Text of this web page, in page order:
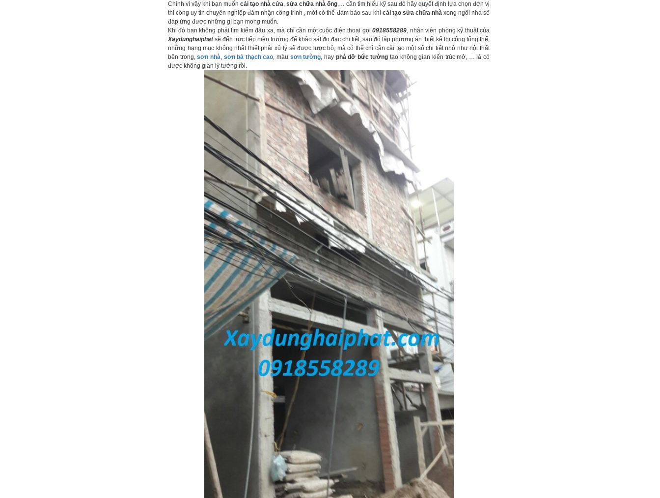
Chính vì vậy khi bạn muốn cải tạo nhà cửa, sửa chữa nhà ống,… cần tìm hiểu kỹ sau đó hãy quyết định lựa chọn đợn vị
thi công uy tín chuyên nghiệp đảm nhận công trình , mới có thể đảm bảo sau khi cải tạo sửa chữa nhàxong ngôi nhà sẽ
đáp ứng được những gì bạn mong muốn.
Khi đó bạn không phải tìm kiếm đâu xa, mà chỉ cần một cuộc điện thoại gọi0918558289, nhân viên phòng kỹ thuật của
Xaydunghaiphatsẽ đến trực tiếp hiện trường để khảo sát đo đạc chi tiết, sau đó lập phương án thiết kế thi công tổng thể,
những hạng mục không nhất thiết phải xử lý sẽ được lược bỏ, mà có thể chỉ cần cải tạo một số chi tiết nhỏ như nội thất
bên trong,sơn nhà, sơn bả thạch cao, màu sơn tường, hay phá dỡ bức tường tạo không gian kiến trúc mở, … là có
được không gian lý tưởng rồi.